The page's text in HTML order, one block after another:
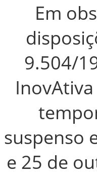
Em
9.504/
suspenso
e 25 de